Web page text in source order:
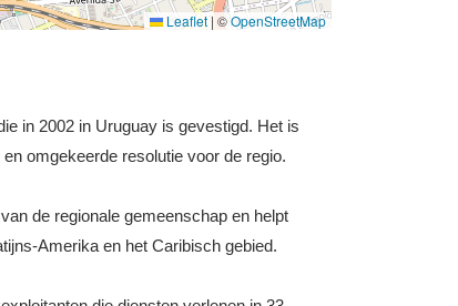
Leaflet | ©OpenStreetMap
in 2002 in Uruguay is gevestigd. Het is
omgekeerde resolutie voor de regio.
de regionale gemeenschap en helpt
Amerika en het Caribisch gebied.